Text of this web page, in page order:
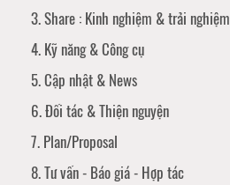
3. Share : Kinh nghiệm & trải nghiệm
4. Kỹ năng & Công cụ
5. Cập nhật & News
6. Đối tác & Thiện nguyện
7. Plan/Proposal
8. Tư vấn - Báo giá - Hợp tác